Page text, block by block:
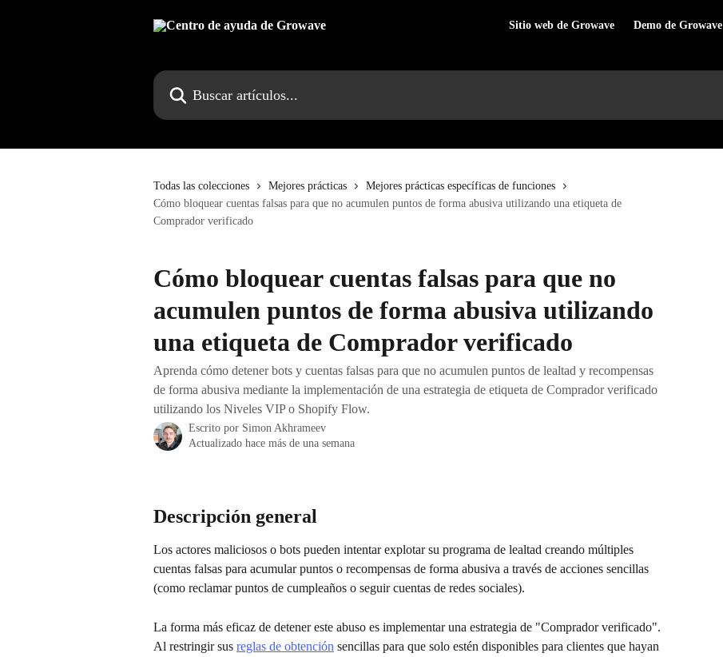
Sitio web de Growave Demo de Growave
Buscar artículos...
Todas las colecciones Mejores prácticas
Mejores prácticas específicas de funciones
Cómo bloquear cuentas falsas para que no acumulen puntos de forma abusiva utilizando una etiqueta de
Comprador verificado
Cómo bloquear cuentas falsas para que no
acumulen puntos de forma abusiva utilizando
una etiqueta de Comprador verificado
Aprenda cómo detener bots y cuentas falsas para que no acumulen puntos de lealtad y recompensas
de forma abusiva mediante la implementación de una estrategia de etiqueta de Comprador verificado
utilizando los Niveles VIP o Shopify Flow.
Escrito por Simon Akhrameev
Actualizado hace más de una semana
Descripción general
Los actores maliciosos o bots pueden intentar explotar su programa de lealtad creando múltiples
cuentas falsas para acumular puntos o recompensas de forma abusiva a través de acciones sencillas
(como reclamar puntos de cumpleaños o seguir cuentas de redes sociales).
La forma más eficaz de detener este abuso es implementar una estrategia de "Comprador verificado".
Al restringir sus reglas de obtención sencillas para que solo estén disponibles para clientes que hayan